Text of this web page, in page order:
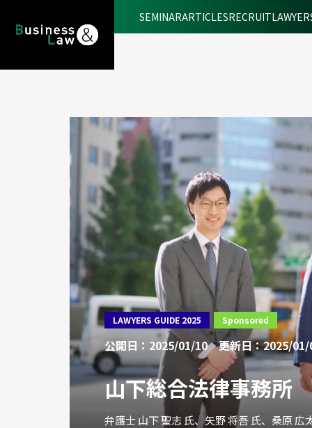
SEMINARARTICLESRECRUIT
LAWYERS GUIDE 2025 Sponsored
公開日：2025/01/10更新日：2025/01/
山下総合法律事務所
弁護士 山下 聖志 氏、矢野 将吾 氏、桑原 広